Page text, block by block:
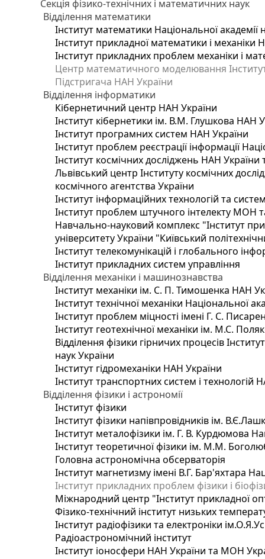
Секція фізико-технічних і математичних наук
Відділення математики
Інститут математики Національної академії
Інститут прикладної математики і механіки
Інститут прикладних проблем механіки і
Центр математичного моделювання
Підстригача НАН України
Відділення інформатики
Кібернетичний центр НАН України
Інститут кібернетики ім. В.М. Глушкова НАН
Інститут програмних систем НАН України
Інститут проблем реєстрації інформації
Інститут космічних досліджень НАН України
Львівський центр Інституту космічних
космічного агентства України
Інститут інформаційних технологій та
Інститут проблем штучного інтелекту МОН
Навчально-науковий комплекс "Інститут
університету України "Київський
Інститут телекомунікацій і глобального
Інститут прикладних систем управління
Відділення механіки і машинознавства
Інститут механіки ім. С. П. Тимошенка НАН
Інститут технічної механіки Національної
Інститут проблем міцності імені Г. С.
Інститут геотехнічної механіки ім. М.С.
Відділення фізики гірничих процесів
наук України
Інститут гідромеханіки НАН України
Інститут транспортних систем і технологій
Відділення фізики і астрономії
Інститут фізики
Інститут фізики напівпровідників ім.
Інститут металофізики ім. Г. В. Курдюмова
Інститут теоретичної фізики ім. М.М.
Головна астрономічна обсерваторія
Інститут магнетизму імені В.Г. Бар'яхтара
Інститут прикладних проблем фізики і
Міжнародний центр "Інститут прикладної
Фізико-технічний інститут низьких
Інститут радіофізики та електроніки
Радіоастрономічний інститут
Інститут іоносфери НАН України та МОН